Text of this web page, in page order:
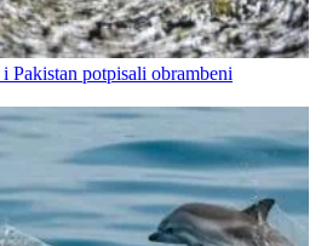
Pakistan potpisali obrambeni